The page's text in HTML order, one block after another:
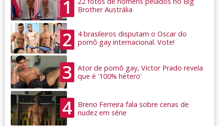
1
Brother Austrália
2
4 brasileiros disputam o Oscar do
pornô gay internacional. Vote!
3
Ator de pornô gay, Victor Prado revela
que é '100% hétero'
4
Breno Ferreira fala sobre cenas de
nudez em série